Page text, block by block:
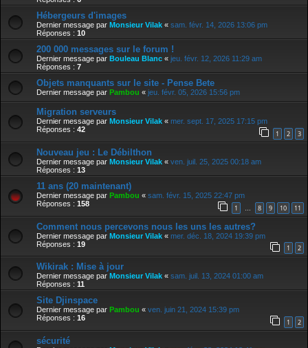
Hébergeurs d'images
Dernier message par Monsieur Vilak « sam. févr. 14, 2026 13:06 pm
Réponses : 10
200 000 messages sur le forum !
Dernier message par Bouleau Blanc « jeu. févr. 12, 2026 11:29 am
Réponses : 7
Objets manquants sur le site - Pense Bete
Dernier message par Pambou « jeu. févr. 05, 2026 15:56 pm
Migration serveurs
Dernier message par Monsieur Vilak « mer. sept. 17, 2025 17:15 pm
Réponses : 42 1 2 3
Nouveau jeu : Le Débilthon
Dernier message par Monsieur Vilak « ven. juil. 25, 2025 00:18 am
Réponses : 13
11 ans (20 maintenant)
Dernier message par Pambou « sam. févr. 15, 2025 22:47 pm
Réponses : 158 1 … 8 9 10 11
Comment nous percevons nous les uns les autres?
Dernier message par Monsieur Vilak « mer. déc. 18, 2024 19:39 pm
Réponses : 19 1 2
Wikirak : Mise à jour
Dernier message par Monsieur Vilak « sam. juil. 13, 2024 01:00 am
Réponses : 11
Site Djinspace
Dernier message par Pambou « ven. juin 21, 2024 15:39 pm
Réponses : 16 1 2
sécurité